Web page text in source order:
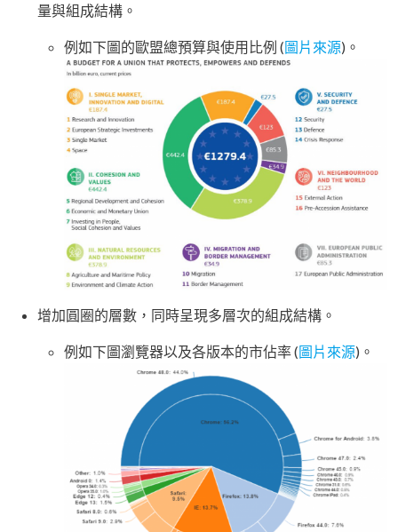
量與組成結構。
例如下圖的歐盟總預算與使用比例 (圖片來源)。
增加圓圈的層數，同時呈現多層次的組成結構。
例如下圖瀏覽器以及各版本的市佔率 (圖片來源)。